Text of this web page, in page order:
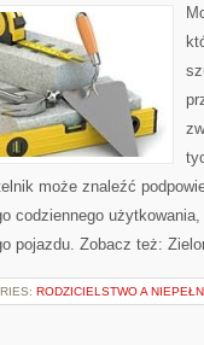
może znaleźć
codziennego
pojazdu. Zobacz też:
RODZICIELSTWO A